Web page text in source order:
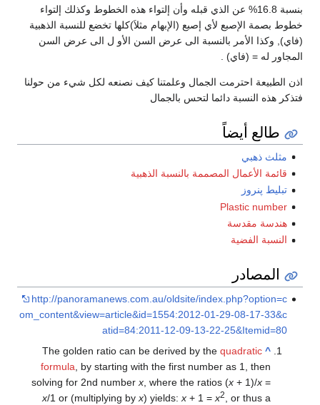
قبله وأن إلتواء هذه الخطوط وكذلك إلتواء
(الإبهام مثلاَ)كلها تخضع للنسبة الذهبية
الى عرض السن الأو ل الى عرض السن
وعلمتنا كيف نصنعه لكل شيء من حولنا
بالجمال
بالنسبة الذهبية
http://panoramanews.com.au/
atid=84:2011-12-09-
The golden ratio can be derived
formula, by starting with the first
solving for 2nd numberx , where the
x/1 or (multiplying byx ) yields: